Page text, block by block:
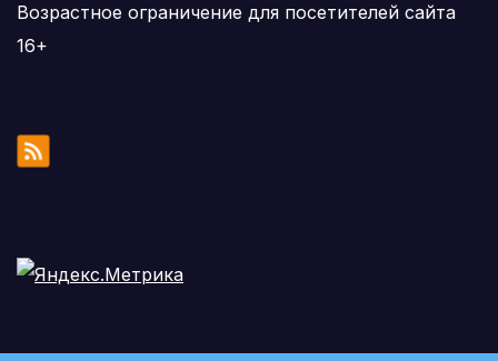
Возрастное ограничение для посетителей сайта
16+